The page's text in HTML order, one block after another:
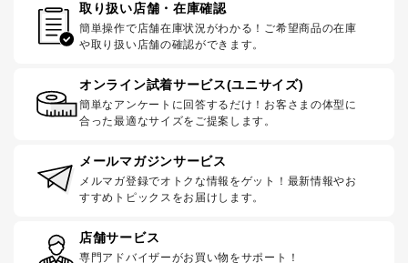
取り扱い店舗・在庫確認
簡単操作で店舗在庫状況がわかる！ご希望商品の在庫
や取り扱い店舗の確認ができます。
オンライン試着サービス(ユニサイズ)
簡単なアンケートに回答するだけ！お客さまの体型に
合った最適なサイズをご提案します。
メールマガジンサービス
メルマガ登録でオトクな情報をゲット！最新情報やお
すすめトピックスをお届けします。
店舗サービス
専門アドバイザーがお買い物をサポート！